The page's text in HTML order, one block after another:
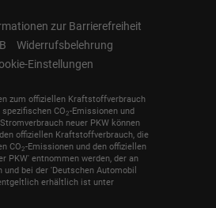
zur Barrierefreiheit
Widerrufsbelehrung
Einstellungen
zum offiziellen Kraftstoffverbrauch
CO2-Emissionen und
neuer PKW können
offiziellen Kraftstoffverbrauch, die
CO2-Emissionen und den offiziellen
PKW' entnommen werden, der an
bei der 'Deutschen Automobil
erhältlich ist unter